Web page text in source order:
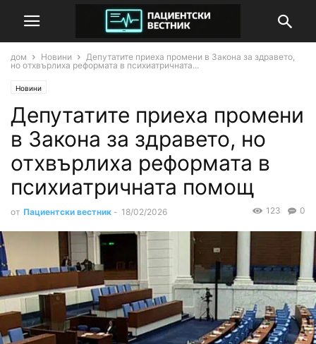
дом Новини
Депутатите приеха промени в Закона за здравето,
но отхвърлиха реформата в психиатричната...
Новини
Депутатите приеха промени
в Закона за здравето, но
отхвърлиха реформата в
психиатричната помощ
от Пациентски вестник - 18/02/2026 0
123